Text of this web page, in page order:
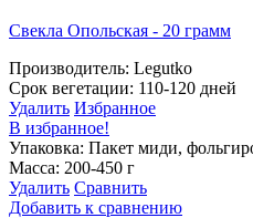
Свекла Опольская - 20 грамм
Производитель: Legutko
Срок вегетации: 110-120 дней
Удалить Избранное
В избранное!
Упаковка: Пакет миди,
Масса: 200-450 г
Удалить Сравнить
Добавить к сравнению